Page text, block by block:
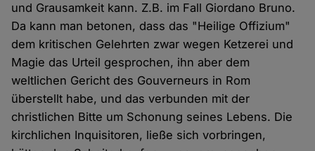
und Grausamkeit kann. Z.B. im Fall Giordano Bruno.
Da kann man betonen, dass das "Heilige Offizium"
dem kritischen Gelehrten zwar wegen Ketzerei und
Magie das Urteil gesprochen, ihn aber dem
weltlichen Gericht des Gouverneurs in Rom
überstellt habe, und das verbunden mit der
christlichen Bitte um Schonung seines Lebens. Die
kirchlichen Inquisitoren, ließe sich vorbringen,